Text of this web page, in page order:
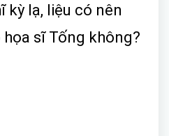
kỳ lạ, liệu có nên
sĩ Tống không?